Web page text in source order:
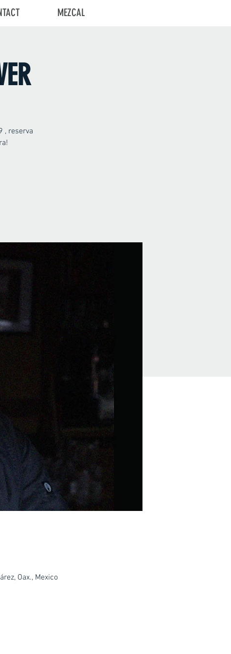
MEZCAL
, reserva
Oax., Mexico